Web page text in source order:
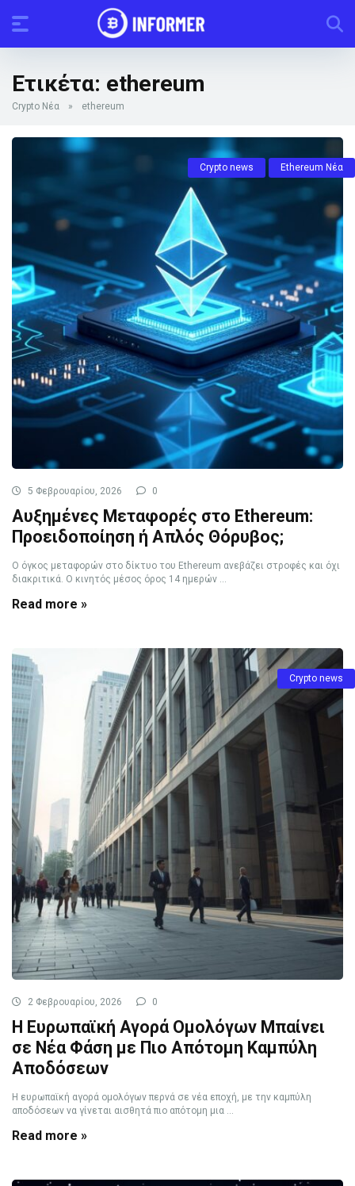
Ετικέτα: ethereum
Crypto Νέα » ethereum
Crypto news Ethereum Νέα
5 Φεβρουαρίου, 2026 0
Αυξημένες Μεταφορές στο Ethereum:
Προειδοποίηση ή Απλός Θόρυβος;
Ο όγκος μεταφορών στο δίκτυο του Ethereum ανεβάζει στροφές και όχι
διακριτικά. Ο κινητός μέσος όρος 14 ημερών ...
Read more »
Crypto news
2 Φεβρουαρίου, 2026 0
Η Ευρωπαϊκή Αγορά Ομολόγων Μπαίνει
σε Νέα Φάση με Πιο Απότομη Καμπύλη
Αποδόσεων
Η ευρωπαϊκή αγορά ομολόγων περνά σε νέα εποχή, με την καμπύλη
αποδόσεων να γίνεται αισθητά πιο απότομη μια ...
Read more »